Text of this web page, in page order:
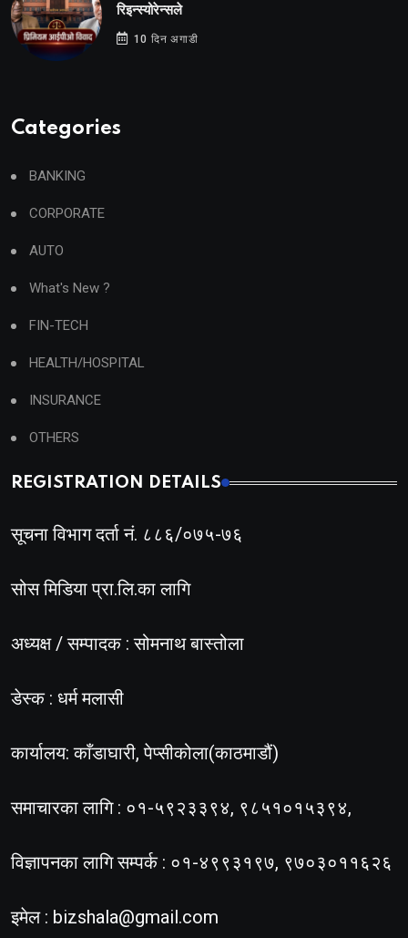
रिइन्स्योरेन्सले
10 दिन अगाडी
Categories
BANKING
CORPORATE
AUTO
What's New ?
FIN-TECH
HEALTH/HOSPITAL
INSURANCE
OTHERS
REGISTRATION DETAILS
सूचना विभाग दर्ता नं. ८८६/०७५-७६
सोस मिडिया प्रा.लि.का लागि
अध्यक्ष / सम्पादक : सोमनाथ बास्तोला
डेस्क : धर्म मलासी
कार्यालय: काँडाघारी, पेप्सीकोला(काठमाडौं)
समाचारका लागि : ०१-५९२३३९४, ९८५१०१५३९४,
विज्ञापनका लागि सम्पर्क : ०१-४९९३१९७, ९७०३०११६२६
इमेल : bizshala@gmail.com